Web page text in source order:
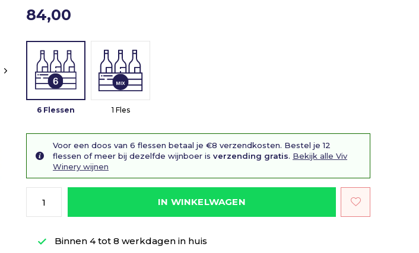
84,00
6 Flessen 1 Fles
Voor een doos van 6 flessen betaal je €8 verzendkosten. Bestel je 12
flessen of meer bij dezelfde wijnboer is verzending gratis. Bekijk alle Viv
Winery wijnen
IN WINKELWAGEN
Binnen 4 tot 8 werkdagen in huis